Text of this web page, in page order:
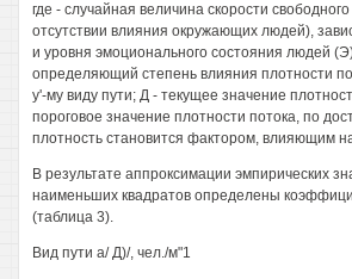
где - случайная величина скорости
отсутствии влияния окружающих людей),
и уровня эмоционального состояния людей
определяющий степень влияния плотности
у'-му виду пути; Д - текущее значение
пороговое значение плотности потока, по
плотность становится фактором, влияющим
В результате аппроксимации эмпирических
наименьших квадратов определены
(таблица 3).
Вид пути а/ Д)/, чел./м"1